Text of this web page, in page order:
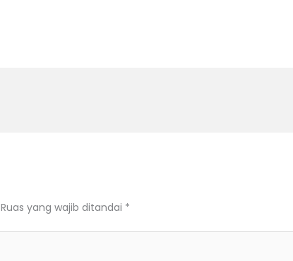
Ruas yang wajib ditandai *